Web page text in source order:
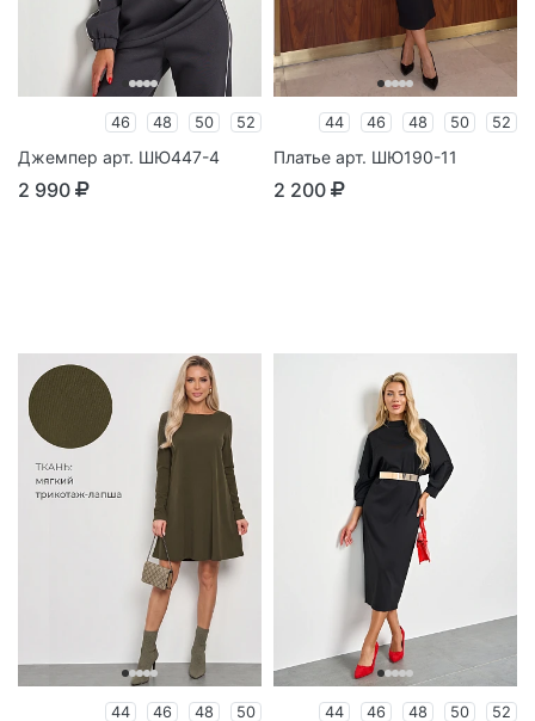
46 48 50 52
Джемпер арт. ШЮ447-4
2 990
44 46 48 50 52
Платье арт. ШЮ190-11
2 200
44 46 48 50 44 46 48 50 52